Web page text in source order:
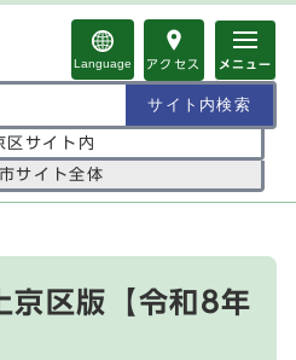
Language アクセス メニュー
区サイト内
サイト全体
京区版【令和8年